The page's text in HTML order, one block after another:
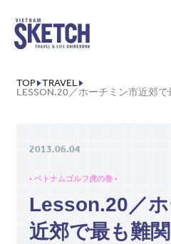
TOP TRAVEL
2013.06.04
• ベトナムゴルフ虎の巻 •
Lesson.20／
近郊で最も難